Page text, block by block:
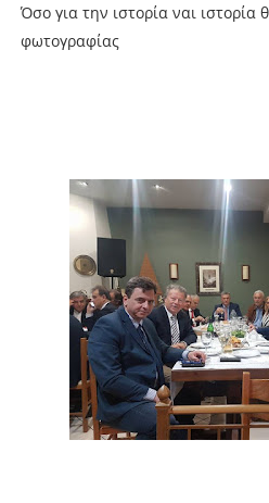
Όσο για την ιστορία ναι ιστορία
φωτογραφίας